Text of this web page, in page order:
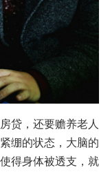
贷，还要赡养老人
绷的状态，大脑的
得身体被透支，就